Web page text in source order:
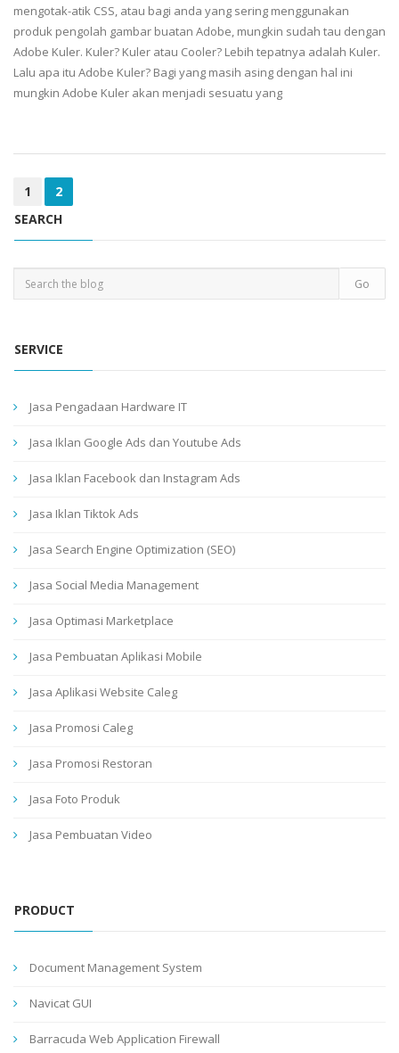
mengotak-atik CSS, atau bagi anda yang sering menggunakan
produk pengolah gambar buatan Adobe, mungkin sudah tau dengan
Adobe Kuler. Kuler? Kuler atau Cooler? Lebih tepatnya adalah Kuler.
Lalu apa itu Adobe Kuler? Bagi yang masih asing dengan hal ini
mungkin Adobe Kuler akan menjadi sesuatu yang
1
2
SEARCH
SERVICE
Jasa Pengadaan Hardware IT
Jasa Iklan Google Ads dan Youtube Ads
Jasa Iklan Facebook dan Instagram Ads
Jasa Iklan Tiktok Ads
Jasa Search Engine Optimization (SEO)
Jasa Social Media Management
Jasa Optimasi Marketplace
Jasa Pembuatan Aplikasi Mobile
Jasa Aplikasi Website Caleg
Jasa Promosi Caleg
Jasa Promosi Restoran
Jasa Foto Produk
Jasa Pembuatan Video
PRODUCT
Document Management System
Navicat GUI
Barracuda Web Application Firewall